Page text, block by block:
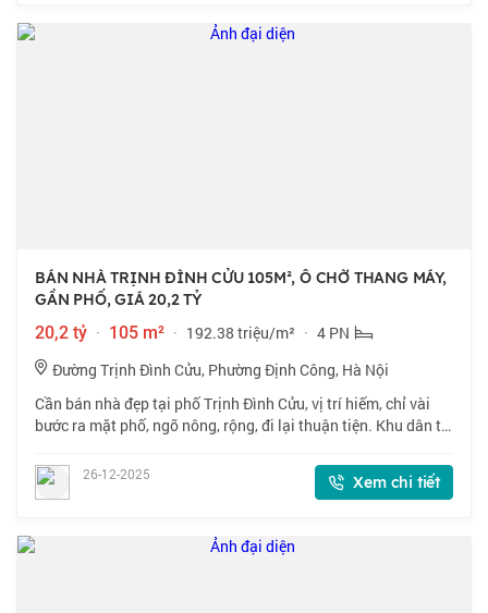
BÁN NHÀ TRỊNH ĐÌNH CỬU 105M², Ô CHỜ THANG MÁY,
GẦN PHỐ, GIÁ 20,2 TỶ
20,2 tỷ · 105 m² · 192.38 triệu/m² · 4 PN
Đường Trịnh Đình Cửu, Phường Định Công, Hà Nội
Cần bán nhà đẹp tại phố Trịnh Đình Cửu, vị trí hiếm, chỉ vài
bước ra mặt phố, ngõ nông, rộng, đi lại thuận tiện. Khu dân trí
nhanh Định Công -
26-12-2025 Xem chi tiết